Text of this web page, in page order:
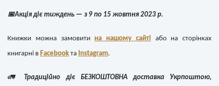
📅Акція діє тиждень — з 9 по 15 жовтня 2023 р.
Книжки можна замовити на нашому сайті або на сторінках
книгарні в Facebook та Instagram.
🚛 Традиційно діє БЕЗКОШТОВНА доставка Укрпоштою,